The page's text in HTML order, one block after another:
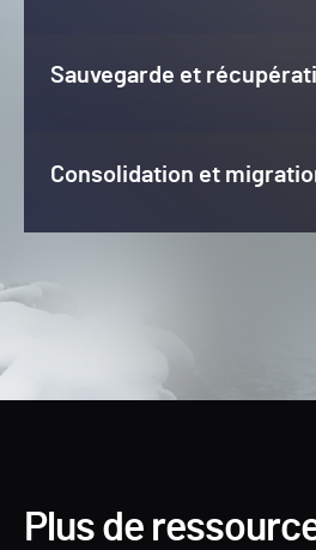
Sauvegarde et
Consolidation et
Plus de